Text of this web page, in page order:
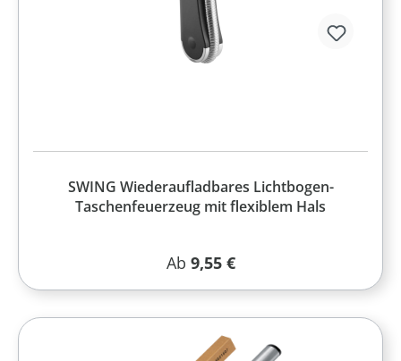
SWING Wiederaufladbares Lichtbogen-
Taschenfeuerzeug mit flexiblem Hals
Regulärer Preis:
Ab 9,55 €